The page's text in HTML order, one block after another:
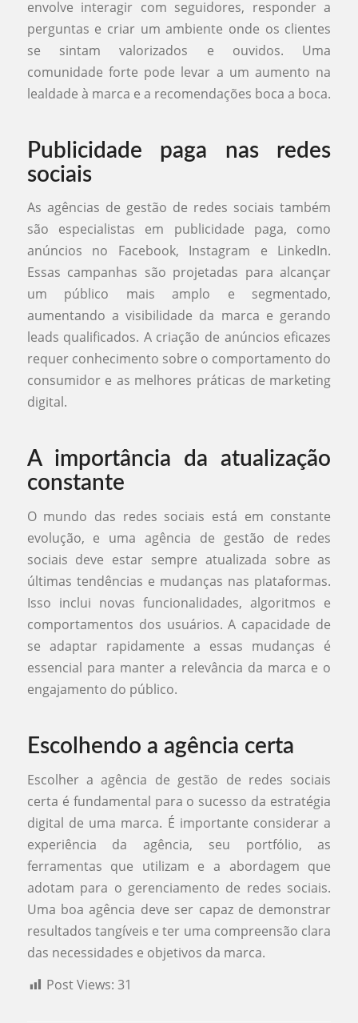
envolve interagir com seguidores, responder a
perguntas e criar um ambiente onde os clientes
se sintam valorizados e ouvidos. Uma
comunidade forte pode levar a um aumento na
lealdade à marca e a recomendações boca a boca.
Publicidade paga nas redes
sociais
As agências de gestão de redes sociais também
são especialistas em publicidade paga, como
anúncios no Facebook, Instagram e LinkedIn.
Essas campanhas são projetadas para alcançar
um público mais amplo e segmentado,
aumentando a visibilidade da marca e gerando
leads qualificados. A criação de anúncios eficazes
requer conhecimento sobre o comportamento do
consumidor e as melhores práticas de marketing
digital.
A importância da atualização
constante
O mundo das redes sociais está em constante
evolução, e uma agência de gestão de redes
sociais deve estar sempre atualizada sobre as
últimas tendências e mudanças nas plataformas.
Isso inclui novas funcionalidades, algoritmos e
comportamentos dos usuários. A capacidade de
se adaptar rapidamente a essas mudanças é
essencial para manter a relevância da marca e o
engajamento do público.
Escolhendo a agência certa
Escolher a agência de gestão de redes sociais
certa é fundamental para o sucesso da estratégia
digital de uma marca. É importante considerar a
experiência da agência, seu portfólio, as
ferramentas que utilizam e a abordagem que
adotam para o gerenciamento de redes sociais.
Uma boa agência deve ser capaz de demonstrar
resultados tangíveis e ter uma compreensão clara
das necessidades e objetivos da marca.
Post Views: 31